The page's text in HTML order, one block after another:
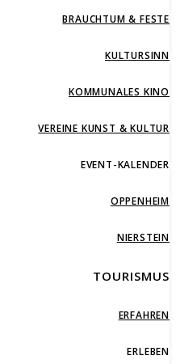
BRAUCHTUM & FESTE
KULTURSINN
KOMMUNALES KINO
VEREINE KUNST & KULTUR
EVENT-KALENDER
OPPENHEIM
NIERSTEIN
TOURISMUS
ERFAHREN
ERLEBEN